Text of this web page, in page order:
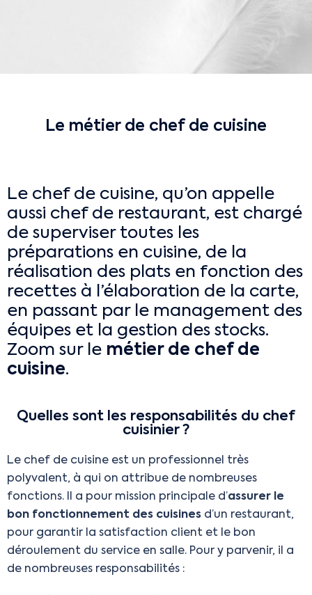
Le métier de chef de cuisine
Le chef de cuisine, qu’on appelle
aussi chef de restaurant, est chargé
de superviser toutes les
préparations en cuisine, de la
réalisation des plats en fonction des
recettes à l’élaboration de la carte,
en passant par le management des
équipes et la gestion des stocks.
Zoom sur le métier de chef de
cuisine.
Quelles sont les responsabilités du chef
cuisinier ?
Le chef de cuisine est un professionnel très
polyvalent, à qui on attribue de nombreuses
fonctions. Il a pour mission principale d’assurer le
bon fonctionnement des cuisines d’un restaurant,
pour garantir la satisfaction client et le bon
déroulement du service en salle. Pour y parvenir, il a
de nombreuses responsabilités :